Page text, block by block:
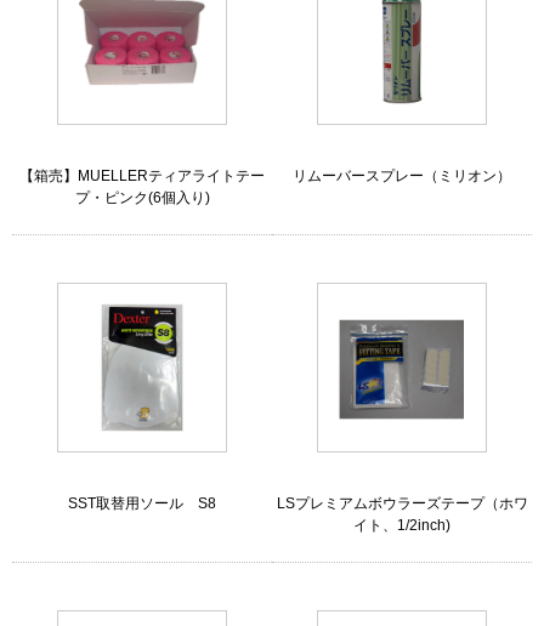
【箱売】MUELLERティアライトテー
プ・ピンク(6個入り)
リムーバースプレー（ミリオン）
SST取替用ソール S8
LSプレミアムボウラーズテープ（ホワ
イト、1/2inch)